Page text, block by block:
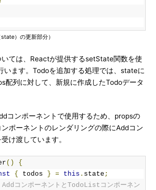
）の更新部分）
ては、Reactが提供するsetState関数を使
います。Todoを追加する処理では、stateに
配列に対して、新規に作成したTodoデータ
コンポーネントで使用するため、propsの
ポーネントのレンダリングの際にAddコン
け渡しています。
()
{
{ todos } = this . state ;
コンポーネントとTodoListコンポーネン